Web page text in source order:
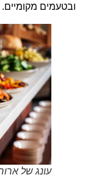
ובטעמים מקומיים.
עונג של